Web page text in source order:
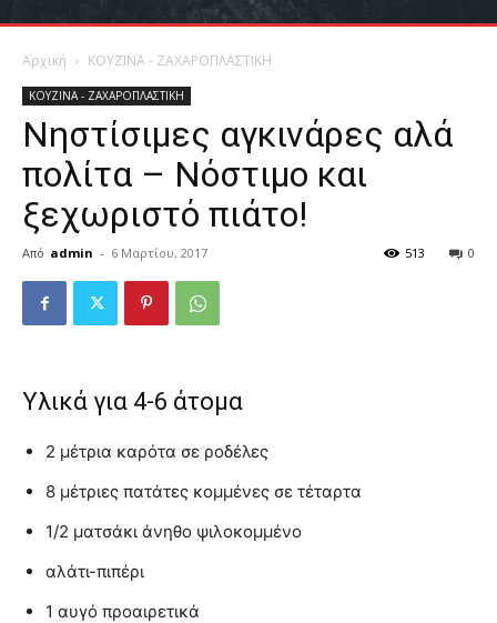
Αρχική ΚΟΥΖΙΝΑ - ΖΑΧΑΡΟΠΛΑΣΤΙΚΗ
ΚΟΥΖΙΝΑ - ΖΑΧΑΡΟΠΛΑΣΤΙΚΗ
Νηστίσιμες αγκινάρες αλά
πολίτα – Νόστιμο και
ξεχωριστό πιάτο!
Από admin - 6 Μαρτίου, 2017 0
513
Υλικά για 4-6 άτομα
2 μέτρια καρότα σε ροδέλες
8 μέτριες πατάτες κομμένες σε τέταρτα
1/2 ματσάκι άνηθο ψιλοκομμένο
αλάτι-πιπέρι
1 αυγό προαιρετικά